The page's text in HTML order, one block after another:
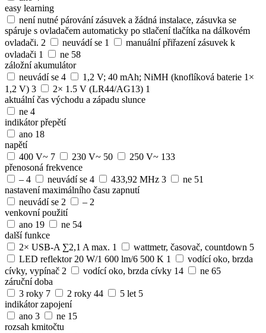
easy learning
není nutné párování zásuvek a žádná instalace, zásuvka se
spáruje s ovladačem automaticky po stlačení tlačítka na dálkovém
ovladači. 2 neuvádí se 1
manuální přiřazení zásuvek k
ovladači 1 ne 58
záložní akumulátor
neuvádí se 4
1,2 V; 40 mAh; NiMH (knoflíková baterie 1×
1,2 V) 3 2× 1.5 V (LR44/AG13) 1
aktuální čas východu a západu slunce
ne 4
indikátor přepětí
ano 18
napětí
400 V~ 7 230 V~ 50 250 V~ 133
přenosoná frekvence
– 4 neuvádí se 4 433,92 MHz 3 ne 51
nastavení maximálního času zapnutí
neuvádí se 2 – 2
venkovní použití
ano 19 ne 54
další funkce
2× USB-A ∑2,1 A max. 1 wattmetr, časovač, countdown 5
LED reflektor 20 W/1 600 lm/6 500 K 1
vodící oko, brzda
cívky, vypínač 2 vodící oko, brzda cívky 14 ne 65
záruční doba
3 roky 7 2 roky 44 5 let 5
indikátor zapojení
ano 3 ne 15
rozsah kmitočtu